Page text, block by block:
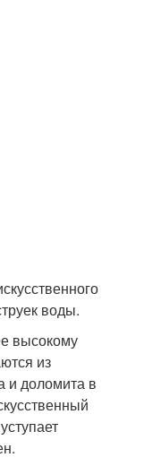
воды.
высокому
из
и доломита в